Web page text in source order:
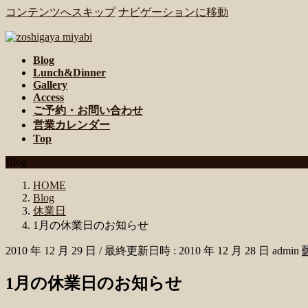
コンテンツへスキップ ナビゲーションに移動
Blog
Lunch&Dinner
Gallery
Access
ご予約・お問い合わせ
営業カレンダー
Top
Blog
HOME
Blog
休業日
1月の休業日のお知らせ
2010 年 12 月 29 日 / 最終更新日時 : 2010 年 12 月 28 日 admin
1月の休業日のお知らせ